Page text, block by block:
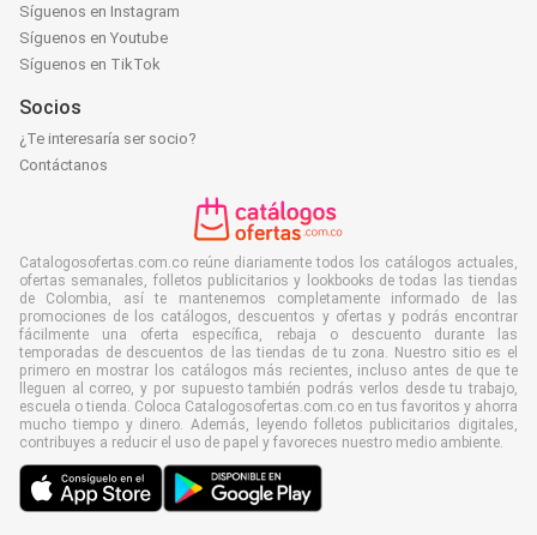
Síguenos en Instagram
Síguenos en Youtube
Síguenos en TikTok
Socios
¿Te interesaría ser socio?
Contáctanos
Catalogosofertas.com.co reúne diariamente todos los catálogos actuales,
ofertas semanales, folletos publicitarios y lookbooks de todas las tiendas
de Colombia, así te mantenemos completamente informado de las
promociones de los catálogos, descuentos y ofertas y podrás encontrar
fácilmente una oferta específica, rebaja o descuento durante las
temporadas de descuentos de las tiendas de tu zona. Nuestro sitio es el
primero en mostrar los catálogos más recientes, incluso antes de que te
lleguen al correo, y por supuesto también podrás verlos desde tu trabajo,
escuela o tienda. Coloca Catalogosofertas.com.co en tus favoritos y ahorra
mucho tiempo y dinero. Además, leyendo folletos publicitarios digitales,
contribuyes a reducir el uso de papel y favoreces nuestro medio ambiente.